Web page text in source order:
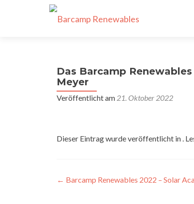
Das Barcamp
Meyer
Veröffentlicht am 21. Oktober 2022
Dieser Eintrag wurde veröffentlicht in .
Beitragsnavigation
← Barcamp Renewables 2022 – Solar